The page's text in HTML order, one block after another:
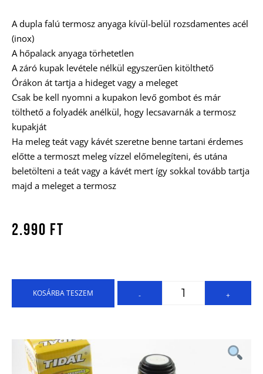
A dupla falú termosz anyaga kívül-belül rozsdamentes acél
(inox)
A hőpalack anyaga törhetetlen
A záró kupak levétele nélkül egyszerűen kitölthető
Órákon át tartja a hideget vagy a meleget
Csak be kell nyomni a kupakon levő gombot és már
tölthető a folyadék anélkül, hogy lecsavarnák a termosz
kupakját
Ha meleg teát vagy kávét szeretne benne tartani érdemes
előtte a termoszt meleg vízzel előmelegíteni, és utána
beletölteni a teát vagy a kávét mert így sokkal tovább tartja
majd a meleget a termosz
2.990 Ft
- +
KOSÁRBA TESZEM